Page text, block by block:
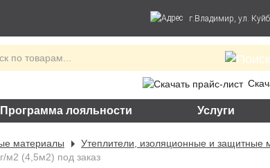
г.Владимир, ул.
Программа лояльности Услуги
материалы Утеплители, изоляционные и защитные
м2 (4,5м2) под заказ